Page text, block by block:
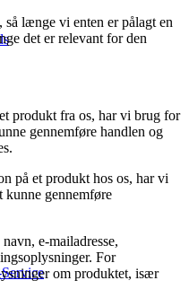
længe vi enten er pålagt en
det er relevant for den
produkt fra os, har vi brug for
gennemføre handlen og
på et produkt hos os, har vi
kunne gennemføre
e-mailadresse,
For
om produktet, især